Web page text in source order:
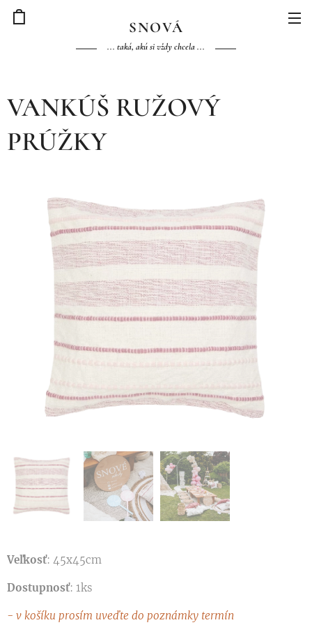
SNOVÁ
... taká, akú si vždy chcela ...
VANKÚŠ RUŽOVÝ
PRÚŽKY
Veľkosť: 45x45cm
Dostupnosť: 1ks
- v košíku prosím uveďte do poznámky termín